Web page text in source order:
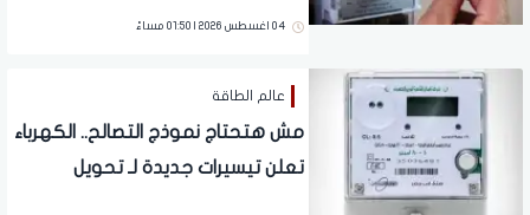
04 اغسطس 2026 | 01:50 مساءً
عالم الطاقة
مش هتحتاج نموذج التصالح.. الكهرباء
تعلن تيسيرات جديدة لـ تحويل